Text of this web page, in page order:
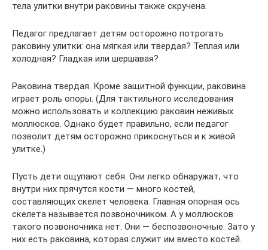
тела улитки внутри раковины также скручена.
Педагог предлагает детям осторожно потрогать
раковину улитки: она мягкая или твердая? Теплая или
холодная? Гладкая или шершавая?
Раковина твердая. Кроме защитной функции, раковина
играет роль опоры. (Для тактильного исследования
можно использовать и коллекцию раковин неживых
моллюсков. Однако будет правильно, если педагог
позволит детям осторожно прикоснуться и к живой
улитке.)
Пусть дети ощупают себя. Они легко обнаружат, что
внутри них прячутся кости — много костей,
составляющих скелет человека. Главная опорная ось
скелета называется позвоночником. А у моллюсков
такого позвоночника нет. Они — беспозвоночные. Зато у
них есть раковина, которая служит им вместо костей.